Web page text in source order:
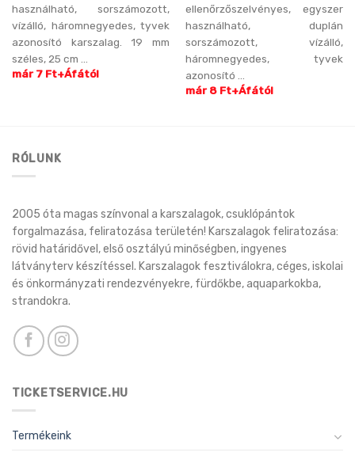
használható, sorszámozott,
vízálló, háromnegyedes, tyvek
azonosító karszalag. 19 mm
széles, 25 cm ...
már 7 Ft+Áfától
ellenőrzőszelvényes, egyszer
használható, duplán
sorszámozott, vízálló,
háromnegyedes, tyvek
azonosító ...
már 8 Ft+Áfától
RÓLUNK
2005 óta magas színvonal a karszalagok, csuklópántok
forgalmazása, feliratozása területén! Karszalagok feliratozása:
rövid határidővel, első osztályú minőségben, ingyenes
látványterv készítéssel. Karszalagok fesztiválokra, céges, iskolai
és önkormányzati rendezvényekre, fürdőkbe, aquaparkokba,
strandokra.
TICKETSERVICE.HU
Termékeink